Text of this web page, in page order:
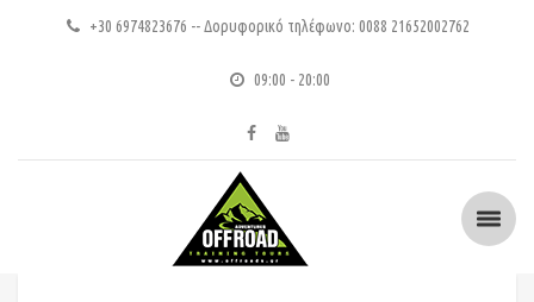
+30 6974823676 -- Δορυφορικό τηλέφωνο: 0088 21652002762
09:00 - 20:00